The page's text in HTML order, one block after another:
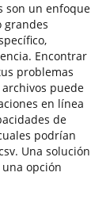
son un enfoque
grandes
Encontrar
problemas
puede
en línea
de
podrían
Una solución
opción